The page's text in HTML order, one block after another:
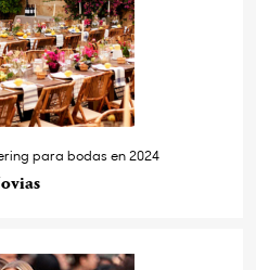
para bodas en 2024